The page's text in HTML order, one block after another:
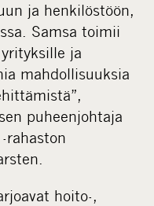
ja henkilöstöön,
Samsa toimii
ja
mahdollisuuksia
puheenjohtaja
rahaston
hoito-,